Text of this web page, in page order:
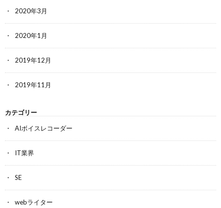
2020年3月
2020年1月
2019年12月
2019年11月
カテゴリー
AIボイスレコーダー
IT業界
SE
webライター